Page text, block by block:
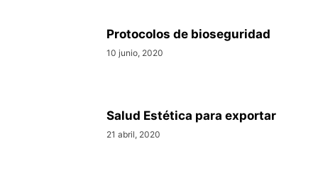
Protocolos de bioseguridad
10 junio, 2020
Salud Estética para exportar
21 abril, 2020